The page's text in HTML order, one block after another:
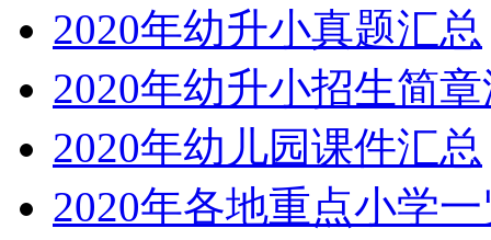
2020年幼升小真题汇总
2020年幼升小招生简
2020年幼儿园课件汇总
2020年各地重点小学